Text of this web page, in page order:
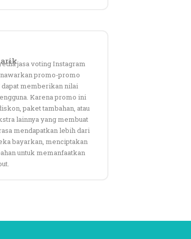
jasa voting Instagram
promo-promo
memberikan nilai
Karena promo ini
paket tambahan, atau
lainnya yang membuat
mendapatkan lebih dari
bayarkan, menciptakan
untuk memanfaatkan